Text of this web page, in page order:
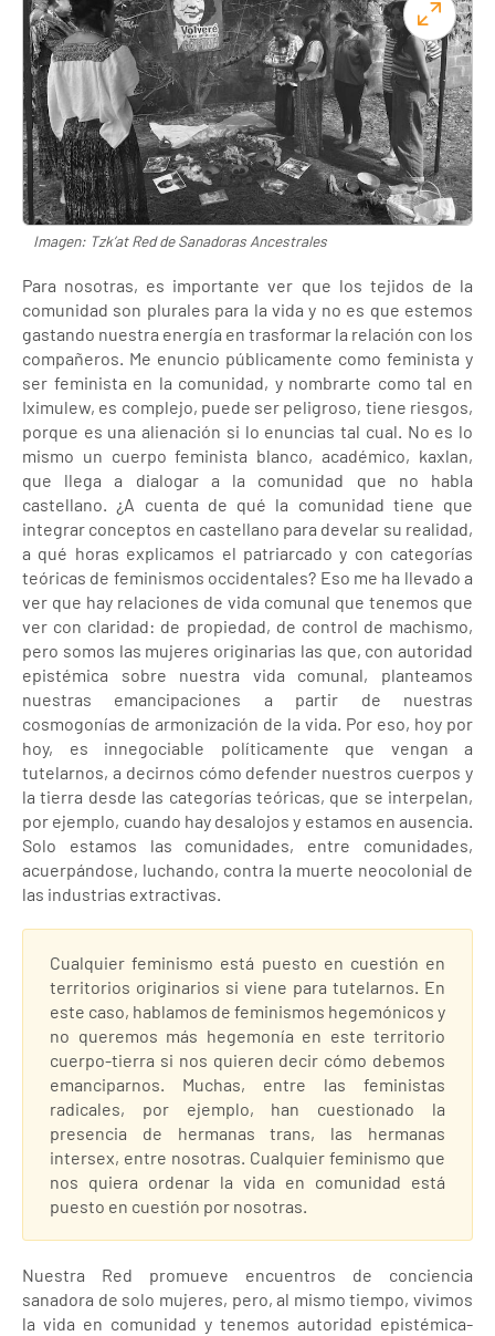
Imagen: Tzk’at Red de Sanadoras Ancestrales
Para nosotras, es importante ver que los tejidos de la
comunidad son plurales para la vida y no es que estemos
gastando nuestra energía en trasformar la relación con los
compañeros. Me enuncio públicamente como feminista y
ser feminista en la comunidad, y nombrarte como tal en
Iximulew, es complejo, puede ser peligroso, tiene riesgos,
porque es una alienación si lo enuncias tal cual. No es lo
mismo un cuerpo feminista blanco, académico, kaxlan,
que llega a dialogar a la comunidad que no habla
castellano. ¿A cuenta de qué la comunidad tiene que
integrar conceptos en castellano para develar su realidad,
a qué horas explicamos el patriarcado y con categorías
teóricas de feminismos occidentales? Eso me ha llevado a
ver que hay relaciones de vida comunal que tenemos que
ver con claridad: de propiedad, de control de machismo,
pero somos las mujeres originarias las que, con autoridad
epistémica sobre nuestra vida comunal, planteamos
nuestras emancipaciones a partir de nuestras
cosmogonías de armonización de la vida. Por eso, hoy por
hoy, es innegociable políticamente que vengan a
tutelarnos, a decirnos cómo defender nuestros cuerpos y
la tierra desde las categorías teóricas, que se interpelan,
por ejemplo, cuando hay desalojos y estamos en ausencia.
Solo estamos las comunidades, entre comunidades,
acuerpándose, luchando, contra la muerte neocolonial de
las industrias extractivas.
Cualquier feminismo está puesto en cuestión en
territorios originarios si viene para tutelarnos. En
este caso, hablamos de feminismos hegemónicos y
no queremos más hegemonía en este territorio
cuerpo-tierra si nos quieren decir cómo debemos
emanciparnos. Muchas, entre las feministas
radicales, por ejemplo, han cuestionado la
presencia de hermanas trans, las hermanas
intersex, entre nosotras. Cualquier feminismo que
nos quiera ordenar la vida en comunidad está
puesto en cuestión por nosotras.
Nuestra Red promueve encuentros de conciencia
sanadora de solo mujeres, pero, al mismo tiempo, vivimos
la vida en comunidad y tenemos autoridad epistémica-